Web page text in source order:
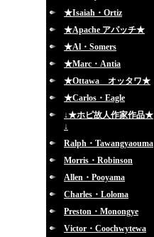
★Isaiah・Ortiz
★Apache アパッチ★
★Al・Somers
★Marc・Antia
★Ottawa オッタワ★
★Carlos・Eagle
↓★ホピ故人作家作品★
↓
Ralph・Tawangyaouma
Morris・Robinson
Allen・Pooyama
Charles・Loloma
Preston・Monongye
Victor・Coochwytewa